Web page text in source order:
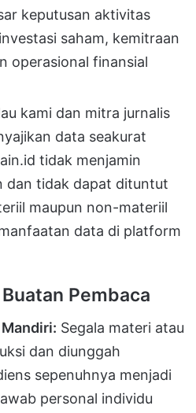
keputusan aktivitas
saham, kemitraan
operasional finansial
kami dan mitra jurnalis
data seakurat
tidak menjamin
dan tidak dapat dituntut
maupun non-materiil
data di platform
Pembaca
Segala materi atau
dan diunggah
sepenuhnya menjadi
personal individu